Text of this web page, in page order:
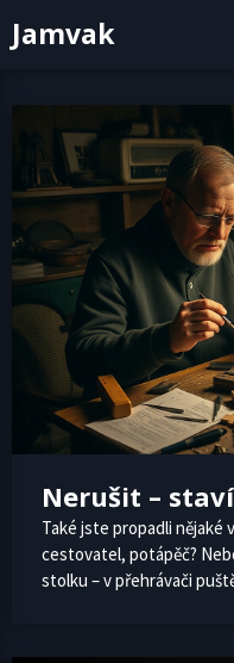
toJamvak
Nerušit –
Také jste propadli nějaké
cestovatel, potápěč?
stolku – v přehrávači